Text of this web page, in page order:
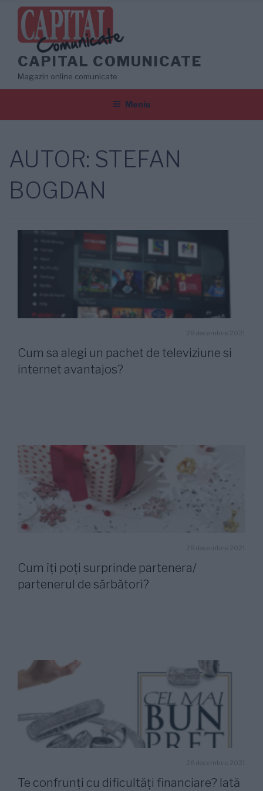
conținut
CAPITAL COMUNICATE
Magazin online comunicate
Meniu
AUTOR: STEFAN
BOGDAN
28 decembrie 2021
Cum sa alegi un pachet de televiziune si
internet avantajos?
28 decembrie 2021
Cum îți poți surprinde partenera/
partenerul de sărbători?
28 decembrie 2021
Te confrunți cu dificultăți financiare? Iată